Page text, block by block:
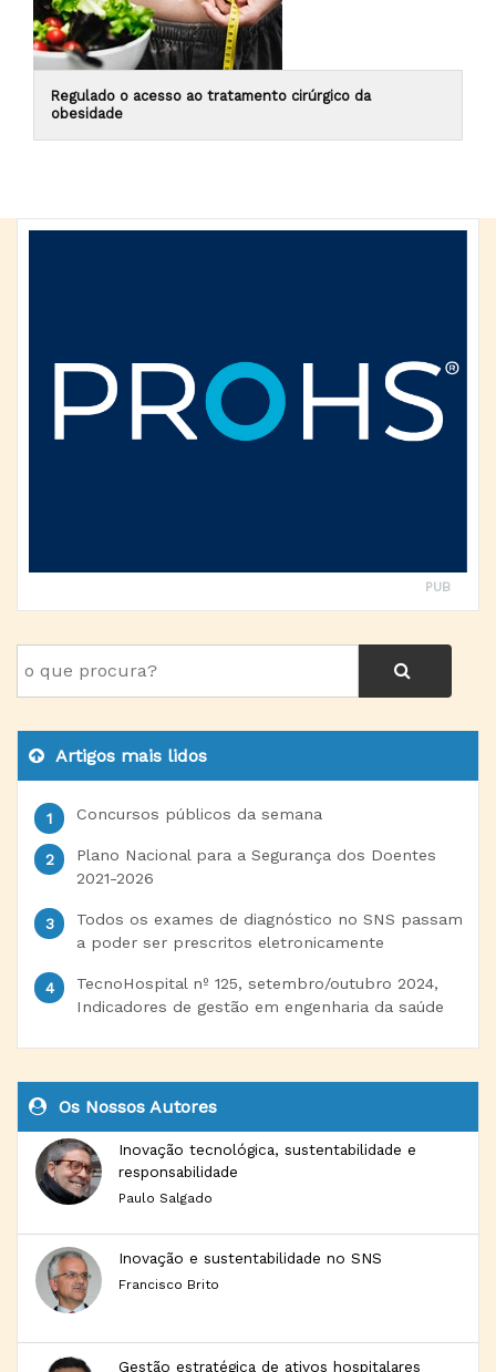
Regulado o acesso ao tratamento cirúrgico da
obesidade
PUB
Artigos mais lidos
Concursos públicos da semana
Plano Nacional para a Segurança dos Doentes
2021-2026
Todos os exames de diagnóstico no SNS passam
a poder ser prescritos eletronicamente
TecnoHospital nº 125, setembro/outubro 2024,
Indicadores de gestão em engenharia da saúde
Os Nossos Autores
Inovação tecnológica, sustentabilidade e
responsabilidade
Paulo Salgado
Inovação e sustentabilidade no SNS
Francisco Brito
Gestão estratégica de ativos hospitalares